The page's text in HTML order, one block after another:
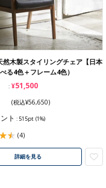
然木製スタイリングチェア【日本
る4色＋フレーム4色）
¥51,500
(税込¥56,650)
ト : 515pt (1%)
(4)
詳細を見る